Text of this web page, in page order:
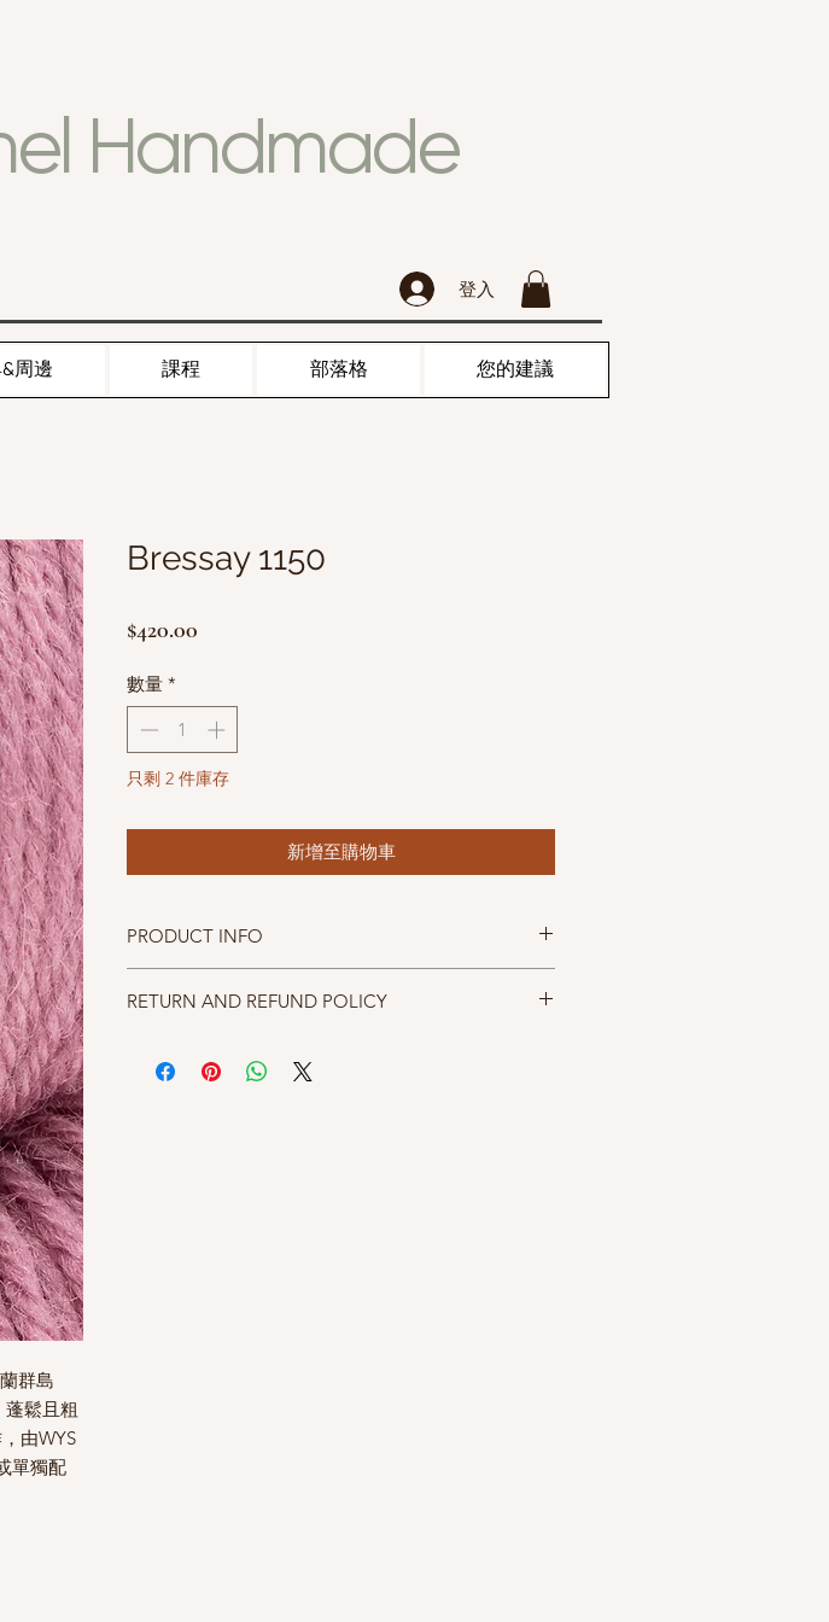
Handmade
登入
周邊 課程 部落格 您的建議
群島
鬆且粗
由WYS
單獨配
Bressay 1150
$420.00
數量 *
只剩 2 件庫存
新增至購物車
PRODUCT INFO
碼重100g(3.4oz) approx. 225m (246 yds)
RETURN AND REFUND POLICY
仔細斟酌，因數量有限，售出後無法退換，敬請見諒。